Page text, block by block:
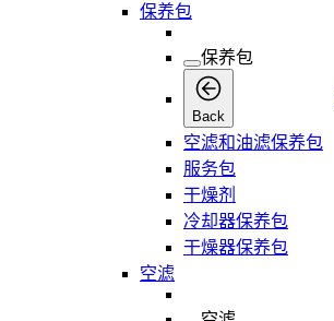
保养包
保养包
Back
空滤和油滤保养包
服务包
干燥剂
冷却器保养包
干燥器保养包
空滤